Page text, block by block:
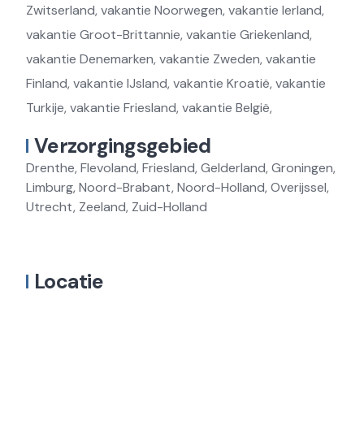
Zwitserland, vakantie Noorwegen, vakantie Ierland,
vakantie Groot-Brittannie, vakantie Griekenland,
vakantie Denemarken, vakantie Zweden, vakantie
Finland, vakantie IJsland, vakantie Kroatië, vakantie
Turkije, vakantie Friesland, vakantie België,
Verzorgingsgebied
Drenthe, Flevoland, Friesland, Gelderland, Groningen,
Limburg, Noord-Brabant, Noord-Holland, Overijssel,
Utrecht, Zeeland, Zuid-Holland
Locatie